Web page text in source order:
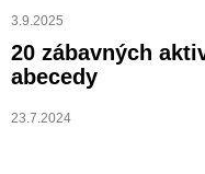
3.9.2025
20 zábavných
abecedy
23.7.2024